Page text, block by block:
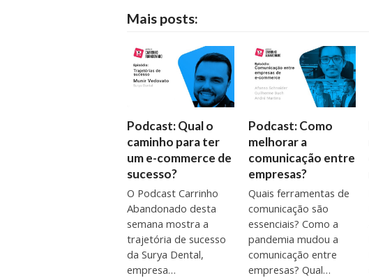
Mais posts:
Podcast: Qual o
caminho para ter
um e-commerce de
sucesso?
O Podcast Carrinho
Abandonado desta
semana mostra a
trajetória de sucesso
da Surya Dental,
empresa…
Podcast: Como
melhorar a
comunicação entre
empresas?
Quais ferramentas de
comunicação são
essenciais? Como a
pandemia mudou a
comunicação entre
empresas? Qual…